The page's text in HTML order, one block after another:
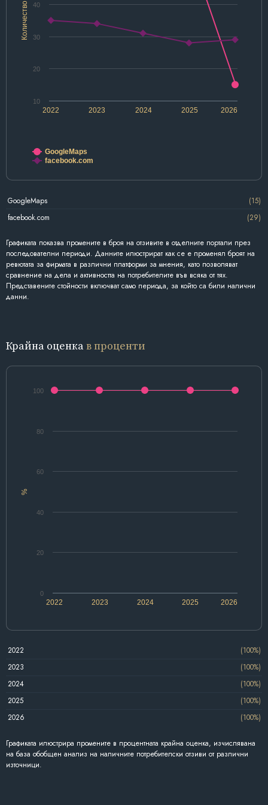
Количество
2022 2024 2026
2023 2025
10
20
30
40
GoogleMaps
facebook.com
GoogleMaps
(15)
facebook.com
(29)
Графиката показва промените в броя на отзивите в отделните портали през
последователни периоди. Данните илюстрират как се е променял броят на
ревютата за фирмата в различни платформи за мнения, като позволяват
сравнение на дела и активността на потребителите във всяка от тях.
Представените стойности включват само периода, за който са били налични
данни.
Крайна оценкав проценти
%
2022 2024 2026
2023 2025
0
20
40
60
80
100
2022
(100%)
2023
(100%)
2024
(100%)
2025
(100%)
2026
(100%)
Графиката илюстрира промените в процентната крайна оценка, изчислявана
на база обобщен анализ на наличните потребителски отзиви от различни
източници.